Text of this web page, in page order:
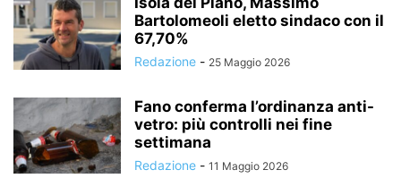
Bartolomeoli eletto sindaco con il
67,70%
Redazione - 25 Maggio 2026
Fano conferma l’ordinanza anti-
vetro: più controlli nei fine
settimana
Redazione - 11 Maggio 2026